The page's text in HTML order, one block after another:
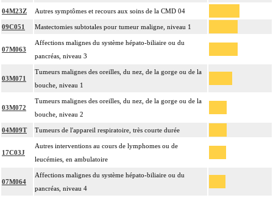
04M23Z Autres symptômes et recours aux soins de la CMD 04
09C051 Mastectomies subtotales pour tumeur maligne, niveau 1
07M063
Affections malignes du système hépato-biliaire ou du
pancréas, niveau 3
03M071
Tumeurs malignes des oreilles, du nez, de la gorge ou de la
bouche, niveau 1
03M072
Tumeurs malignes des oreilles, du nez, de la gorge ou de la
bouche, niveau 2
04M09T Tumeurs de l'appareil respiratoire, très courte durée
17C03J
Autres interventions au cours de lymphomes ou de
leucémies, en ambulatoire
07M064
Affections malignes du système hépato-biliaire ou du
pancréas, niveau 4